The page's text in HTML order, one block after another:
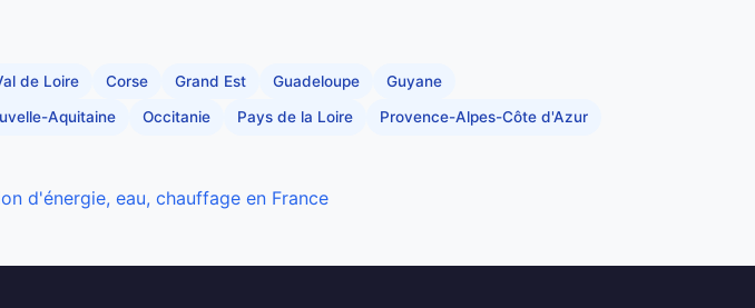
de Loire Corse Grand Est Guadeloupe Guyane
Aquitaine Occitanie Pays de la Loire Provence-Alpes-Côte d'Azur
d'énergie, eau, chauffage en France